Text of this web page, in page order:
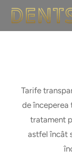
DentSIM
Tarife
de începerea
tratament
astfel încât